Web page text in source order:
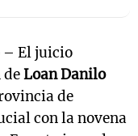
– El juicio
deLoan Danilo
de
con la novena